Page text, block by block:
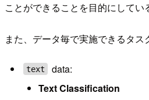
ことができることを目的にしてい
また、データ毎で実施できるタス
text
data:
Text Classification